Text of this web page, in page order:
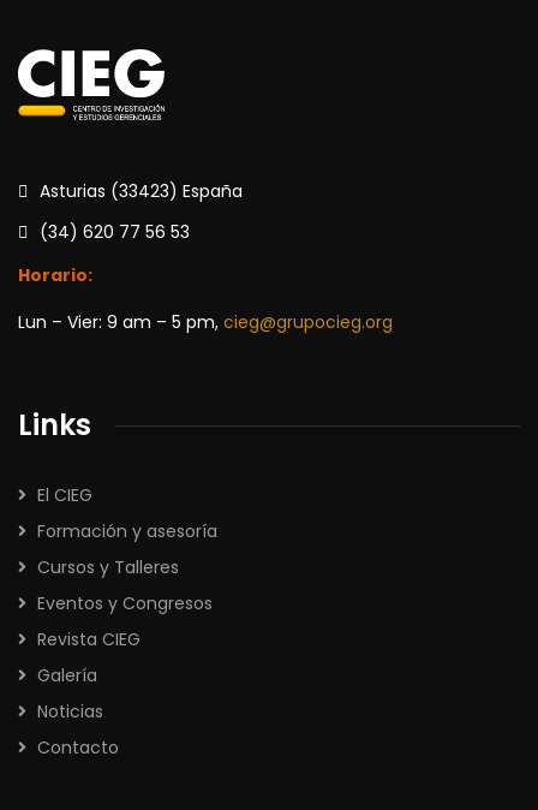
Asturias (33423) España
(34) 620 77 56 53
Horario:
Lun – Vier: 9 am – 5 pm, cieg@grupocieg.org
Links
El CIEG
Formación y asesoría
Cursos y Talleres
Eventos y Congresos
Revista CIEG
Galería
Noticias
Contacto